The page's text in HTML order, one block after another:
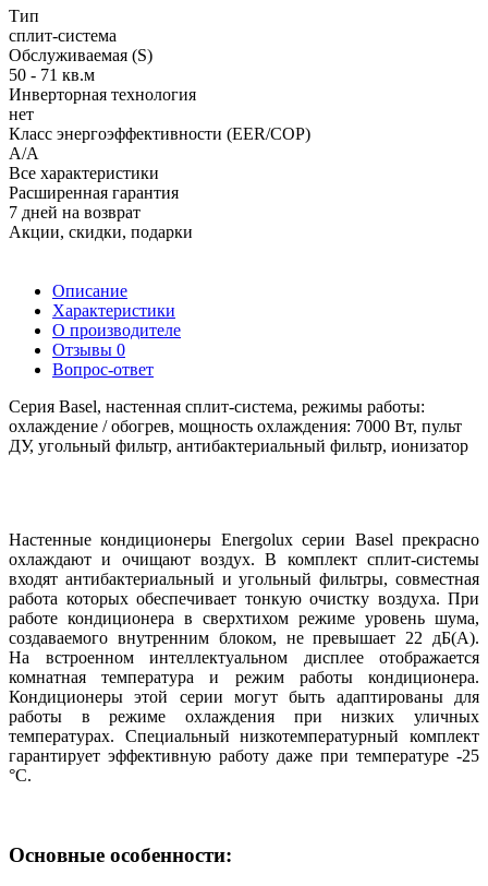
Тип
сплит-система
Обслуживаемая (S)
50 - 71 кв.м
Инверторная технология
нет
Класс энергоэффективности (EER/COP)
A/A
Все характеристики
Расширенная гарантия
7 дней на возврат
Акции, скидки, подарки
Описание
Характеристики
О производителе
Отзывы 0
Вопрос-ответ
Серия Basel, настенная сплит-система, режимы работы:
охлаждение / обогрев, мощность охлаждения: 7000 Вт, пульт
ДУ, угольный фильтр, антибактериальный фильтр, ионизатор
Настенные кондиционеры Energolux серии Basel прекрасно
охлаждают и очищают воздух. В комплект сплит-системы
входят антибактериальный и угольный фильтры, совместная
работа которых обеспечивает тонкую очистку воздуха. При
работе кондиционера в сверхтихом режиме уровень шума,
создаваемого внутренним блоком, не превышает 22 дБ(А).
На встроенном интеллектуальном дисплее отображается
комнатная температура и режим работы кондиционера.
Кондиционеры этой серии могут быть адаптированы для
работы в режиме охлаждения при низких уличных
температурах. Специальный низкотемпературный комплект
гарантирует эффективную работу даже при температуре -25
°С.
Основные особенности: